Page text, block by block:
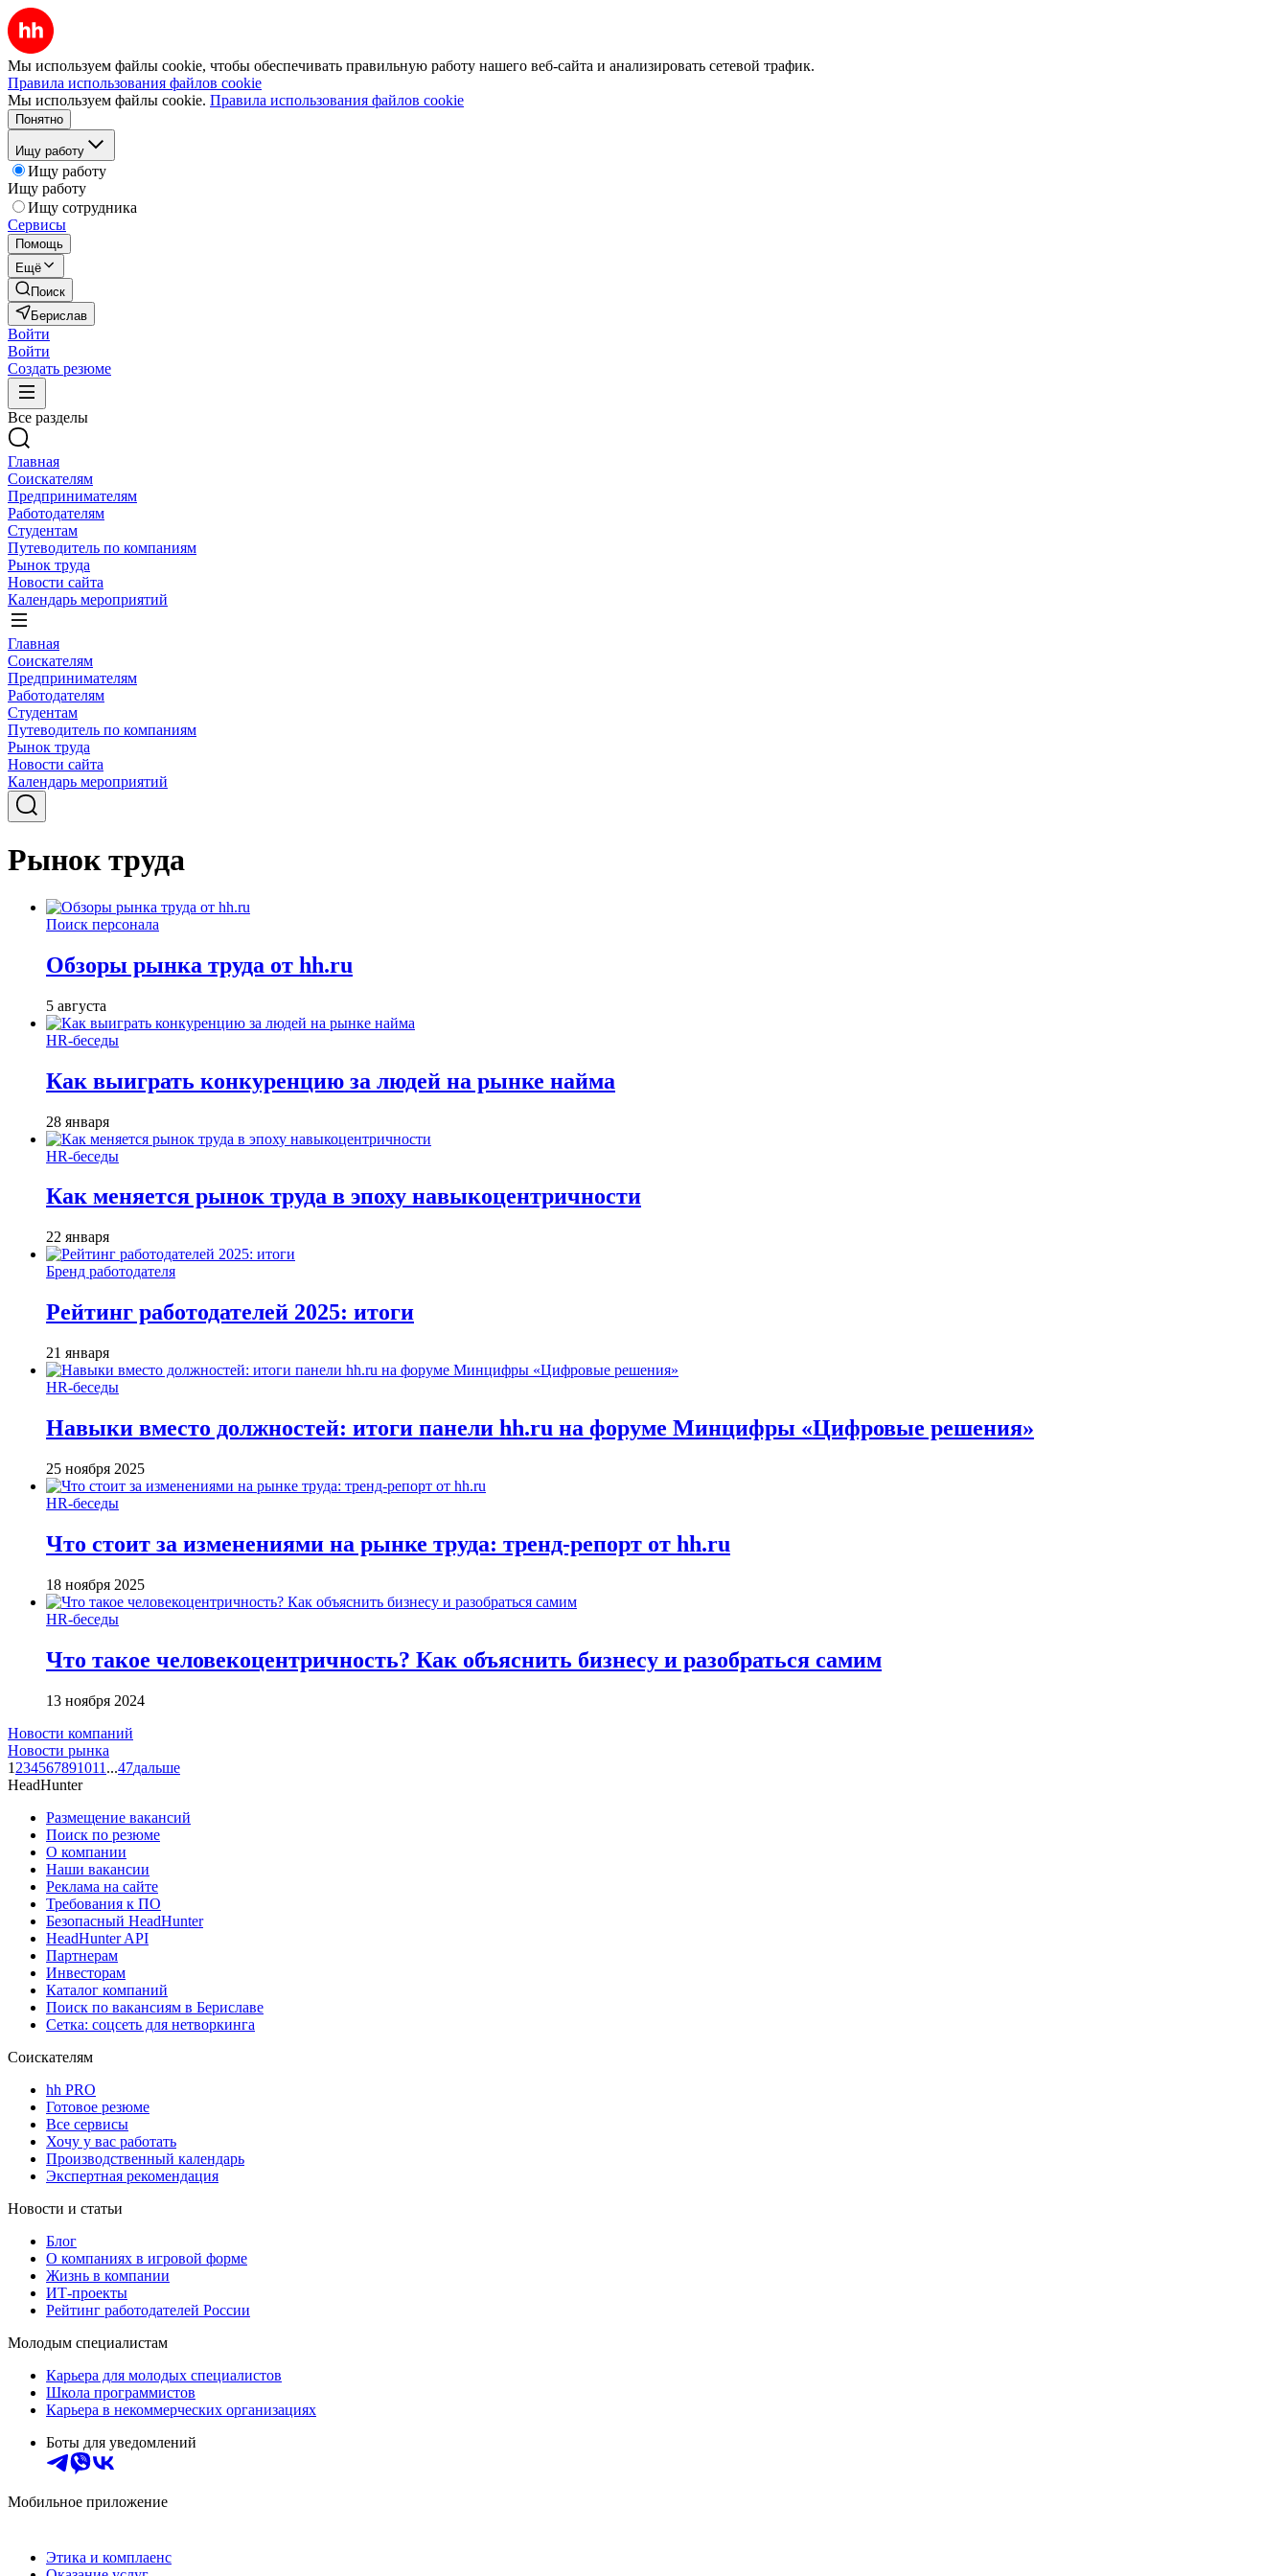
Мы используем файлы cookie, чтобы обеспечивать правильную работу нашего веб-сайта и анализировать сетевой трафик.
Правила использования файлов cookie
Мы используем файлы cookie. Правила использования файлов cookie
Понятно
Ищу работу
Ищу работу
Ищу работу
Ищу сотрудника
Сервисы
Помощь
Ещё
Поиск
Берислав
Войти
Войти
Создать резюме
Все разделы
Главная
Соискателям
Предпринимателям
Работодателям
Студентам
Путеводитель по компаниям
Рынок труда
Новости сайта
Календарь мероприятий
Главная
Соискателям
Предпринимателям
Работодателям
Студентам
Путеводитель по компаниям
Рынок труда
Новости сайта
Календарь мероприятий
Рынок труда
Поиск персонала
Обзоры рынка труда от hh.ru
5 августа
HR-беседы
Как выиграть конкуренцию за людей на рынке найма
28 января
HR-беседы
Как меняется рынок труда в эпоху навыкоцентричности
22 января
Бренд работодателя
Рейтинг работодателей 2025: итоги
21 января
HR-беседы
Навыки вместо должностей: итоги панели hh.ru на форуме Минцифры «Цифровые решения»
25 ноября 2025
HR-беседы
Что стоит за изменениями на рынке труда: тренд-репорт от hh.ru
18 ноября 2025
HR-беседы
Что такое человеко­центричность? Как объяснить бизнесу и разобраться самим
13 ноября 2024
Новости компаний
Новости рынка
1 234567891011 ...47дальше
HeadHunter
Размещение вакансий
Поиск по резюме
О компании
Наши вакансии
Реклама на сайте
Требования к ПО
Безопасный HeadHunter
HeadHunter API
Партнерам
Инвесторам
Каталог компаний
Поиск по вакансиям в Бериславе
Сетка: соцсеть для нетворкинга
Соискателям
hh PRO
Готовое резюме
Все сервисы
Хочу у вас работать
Производственный календарь
Экспертная рекомендация
Новости и статьи
Блог
О компаниях в игровой форме
Жизнь в компании
ИТ-проекты
Рейтинг работодателей России
Молодым специалистам
Карьера для молодых специалистов
Школа программистов
Карьера в некоммерческих организациях
Боты для уведомлений
Мобильное приложение
Этика и комплаенс